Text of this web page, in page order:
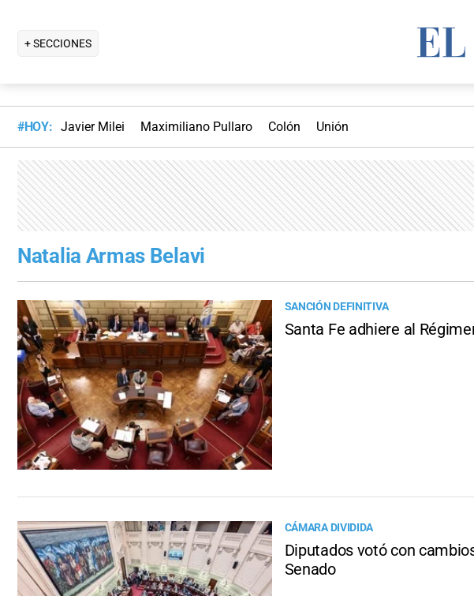
+ SECCIONES
#HOY: Javier Milei Maximiliano Pullaro Colón Unión
Natalia Armas Belavi
SANCIÓN DEFINITIVA
Santa Fe adhiere al
CÁMARA DIVIDIDA
Diputados votó con
Senado